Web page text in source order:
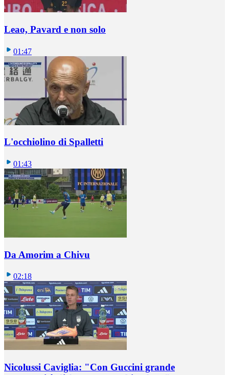
Leao, Pavard e non solo
01:47
L'occhiolino di Spalletti
01:43
Da Amorim a Chivu
02:18
Nicolussi Caviglia: "Con Guccini grande